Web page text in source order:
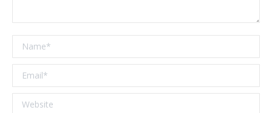
Name *
Email *
Website